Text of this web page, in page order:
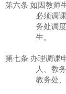
第六条 如因教师
必须调
务处调
生。
第七条 办理调课
人、教
教务处